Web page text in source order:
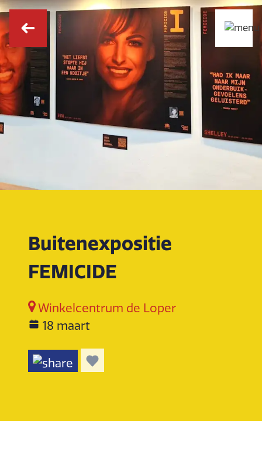
Buitenexpositie
FEMICIDE
Winkelcentrum de Loper
18 maart